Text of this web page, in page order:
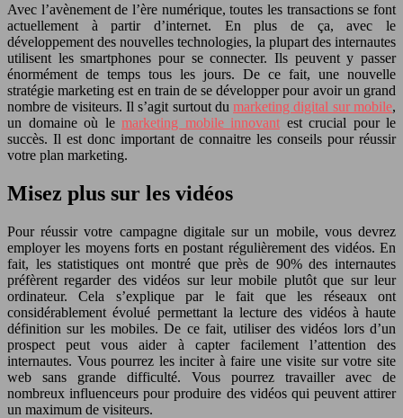
Avec l’avènement de l’ère numérique, toutes les transactions se font
actuellement à partir d’internet. En plus de ça, avec le
développement des nouvelles technologies, la plupart des internautes
utilisent les smartphones pour se connecter. Ils peuvent y passer
énormément de temps tous les jours. De ce fait, une nouvelle
stratégie marketing est en train de se développer pour avoir un grand
nombre de visiteurs. Il s’agit surtout dumarketing digital sur mobile,
un domaine où le marketing mobile innovant est crucial pour le
succès. Il est donc important de connaitre les conseils pour réussir
votre plan marketing.
Misez plus sur les vidéos
Pour réussir votre campagne digitale sur un mobile, vous devrez
employer les moyens forts en postant régulièrement des vidéos. En
fait, les statistiques ont montré que près de 90% des internautes
préfèrent regarder des vidéos sur leur mobile plutôt que sur leur
ordinateur. Cela s’explique par le fait que les réseaux ont
considérablement évolué permettant la lecture des vidéos à haute
définition sur les mobiles. De ce fait, utiliser des vidéos lors d’un
prospect peut vous aider à capter facilement l’attention des
internautes. Vous pourrez les inciter à faire une visite sur votre site
web sans grande difficulté. Vous pourrez travailler avec de
nombreux influenceurs pour produire des vidéos qui peuvent attirer
un maximum de visiteurs.